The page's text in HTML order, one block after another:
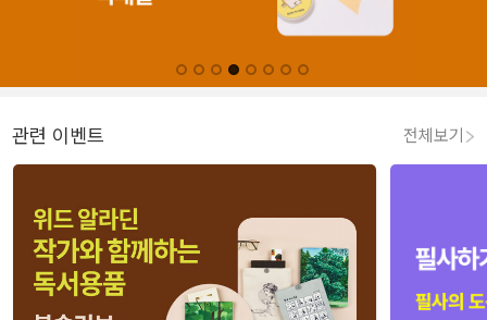
관련 이벤트 전체보기